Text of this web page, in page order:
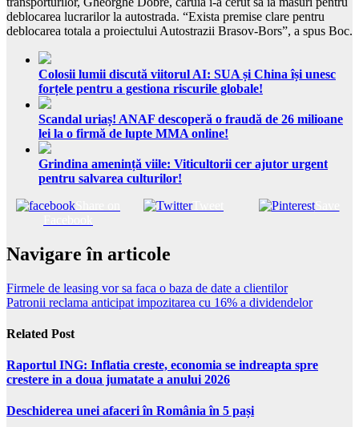
deblocarea lucrarilor la autostrada. “Exista premise clare pentru
deblocarea totala a proiectului Autostrazii Brasov-Bors”, a spus Boc.
Colosii lumii discută viitorul AI: SUA și China își unesc
forțele pentru a gestiona riscurile globale!
Scandal uriaș! ANAF descoperă o fraudă de 26 milioane
lei la o firmă de lupte MMA online!
Grindina amenință viile: Viticultorii cer ajutor urgent
pentru salvarea culturilor!
Tweet Save
Navigare în articole
Firmele de leasing vor sa faca o baza de date a clientilor
Patronii reclama anticipat impozitarea cu 16% a dividendelor
Related Post
Raportul ING: Inflatia creste, economia se indreapta spre
crestere in a doua jumatate a anului 2026
Deschiderea unei afaceri în România în 5 pași